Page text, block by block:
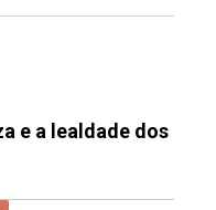
e a lealdade dos